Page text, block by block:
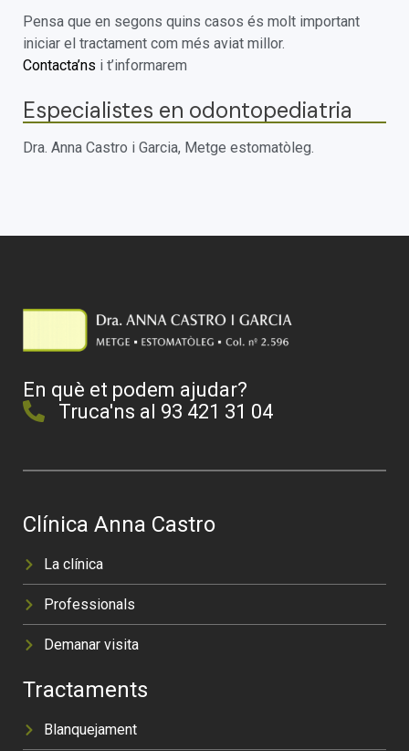
Pensa que en segons quins casos és molt important
iniciar el tractament com més aviat millor.
Contacta’ns i t’informarem
Especialistes en odontopediatria
Dra. Anna Castro i Garcia, Metge estomatòleg.
En què et podem ajudar?
Truca'ns al 93 421 31 04
Clínica Anna Castro
La clínica
Professionals
Demanar visita
Tractaments
Blanquejament